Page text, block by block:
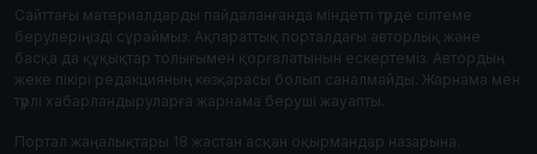
Сайттағы материалдарды пайдаланғанда міндетті түрде сілтеме
берулеріңізді сұраймыз. Ақпараттық порталдағы авторлық және
басқа да құқықтар толығымен қорғалатынын ескертеміз. Автордың
жеке пікірі редакцияның көзқарасы болып саналмайды. Жарнама мен
түрлі хабарландыруларға жарнама беруші жауапты.
Портал жаңалықтары 18 жастан асқан оқырмандар назарына.